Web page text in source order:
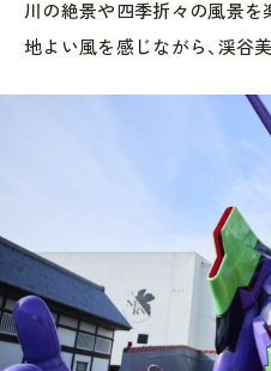
川の絶景や四季折々の風景を
地よい風を感じながら、渓谷